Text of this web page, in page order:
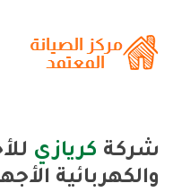
شركة كريازي
والكهربائية